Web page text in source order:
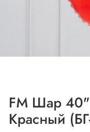
FM Шар
Красный